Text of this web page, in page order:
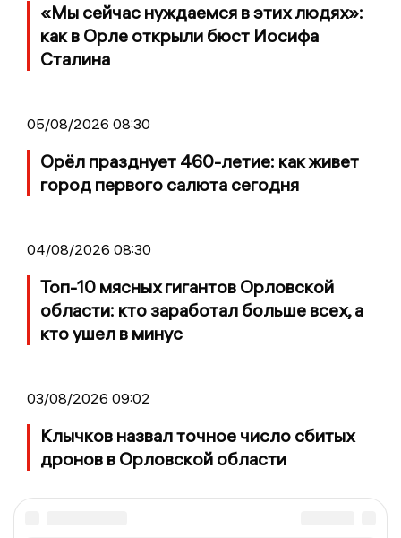
«Мы сейчас нуждаемся в этих людях»:
как в Орле открыли бюст Иосифа
Сталина
05/08/2026 08:30
Орёл празднует 460-летие: как живет
город первого салюта сегодня
04/08/2026 08:30
Топ-10 мясных гигантов Орловской
области: кто заработал больше всех, а
кто ушел в минус
03/08/2026 09:02
Клычков назвал точное число сбитых
дронов в Орловской области